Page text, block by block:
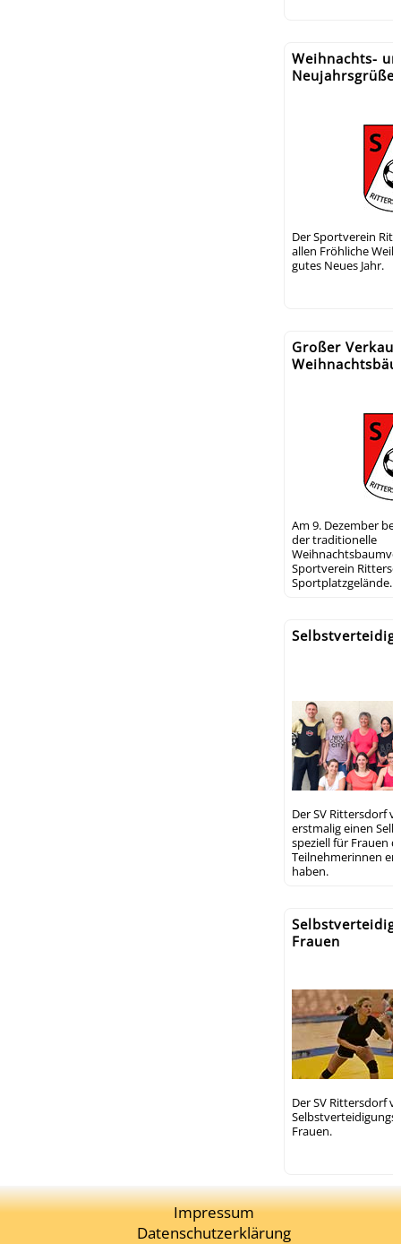
Weihnachts-
Neujahrsgrüße
Der Sportverein
allen Fröhliche
gutes Neues Jahr.
Großer
Am 9. Dezember
der traditionelle
Sportverein
Sportplatzgelände.
Der SV Rittersdorf
erstmalig einen
speziell für Frauen
Teilnehmerinnen
haben.
Frauen
Der SV Rittersdorf
Frauen.
Impressum
Datenschutzerklärung